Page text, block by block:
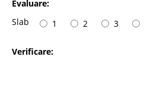
Evaluare:
Slab
1 2 3
Verificare: